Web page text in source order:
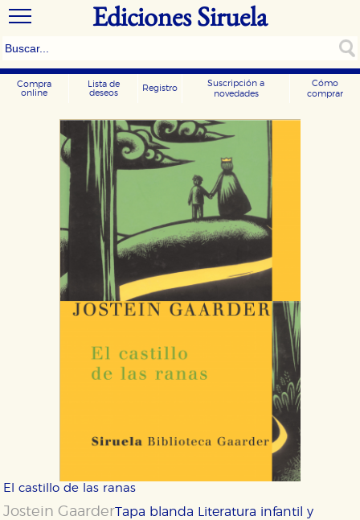
Ediciones Siruela
Compra
online
Lista de
deseos
Registro
Suscripción a
novedades
Cómo
comprar
El castillo de las ranas
Jostein GaarderTapa blanda Literatura infantil y